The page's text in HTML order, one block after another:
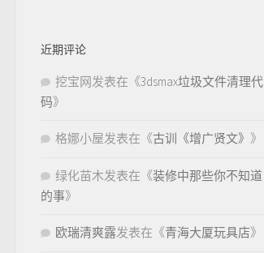
近期评论
挖宝网发表在《3dsmax垃圾文件清理代
码》
格娜小屋发表在《古训《增广贤文》 》
绿化苗木发表在《装修中那些你不知道
的事》
欧瑞清爽露发表在《青海大厦玩具店》